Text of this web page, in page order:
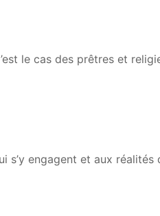
le cas des prêtres et
s’y engagent et aux réalités